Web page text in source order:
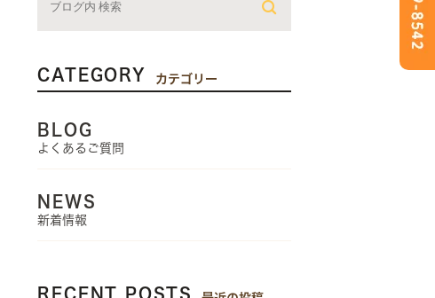
CATEGORY カテゴリー
BLOG
よくあるご質問
NEWS
新着情報
RECENT POSTS